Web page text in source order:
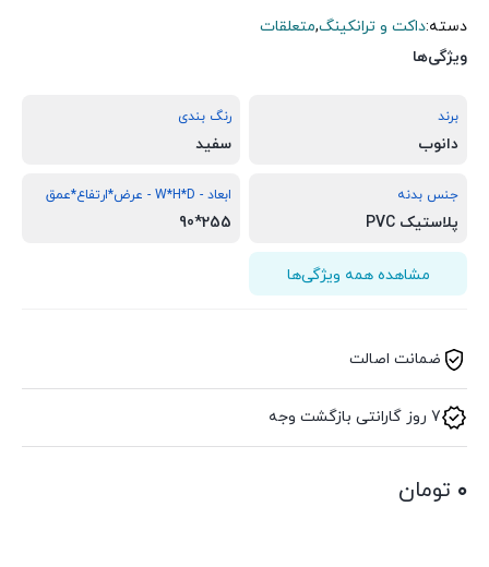
دسته: داکت و ترانکینگ,متعلقات
ویژگی‌ها
برند
دانوب
رنگ بندی
سفید
جنس بدنه
پلاستیک PVC
ابعاد - W*H*D - عرض*ارتفاع*عمق
255*90
مشاهده همه ویژگی‌ها
ضمانت اصالت
7 روز گارانتی بازگشت وجه
۰ تومان